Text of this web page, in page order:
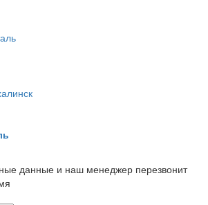
данные и наш менеджер перезвонит